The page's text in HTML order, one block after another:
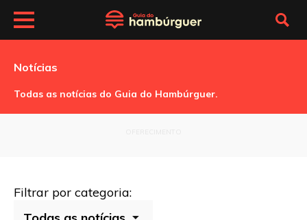
Notícias
Todas as notícias do Guia do Hambúrguer.
Filtrar por categoria: